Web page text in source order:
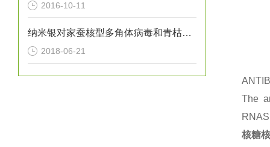
2016-10-11
纳米银对家蚕核型多角体病毒和青枯劳尔氏菌的杀灭作用
2018-06-21
The
核糖